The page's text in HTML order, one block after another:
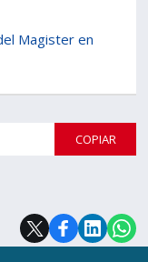
Magister en